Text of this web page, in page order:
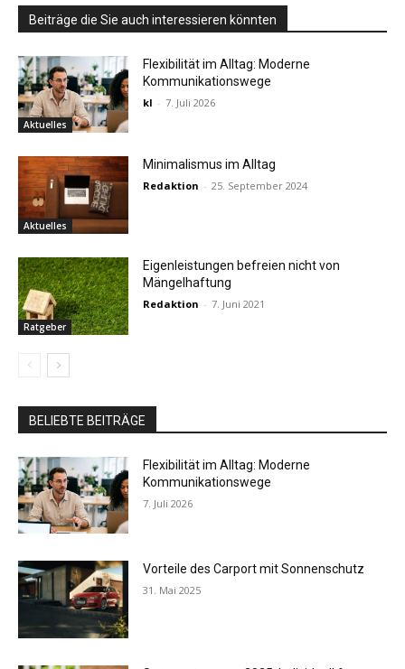
Beiträge die Sie auch interessieren könnten
Aktuelles
Flexibilität im Alltag: Moderne
Kommunikationswege
kl - 7. Juli 2026
Aktuelles
Minimalismus im Alltag
Redaktion - 25. September 2024
Ratgeber
Eigenleistungen befreien nicht von
Mängelhaftung
Redaktion - 7. Juni 2021
BELIEBTE BEITRÄGE
Flexibilität im Alltag: Moderne
Kommunikationswege
7. Juli 2026
Vorteile des Carport mit Sonnenschutz
31. Mai 2025